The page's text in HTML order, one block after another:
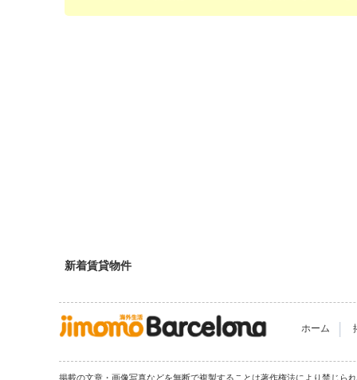
新着賃貸物件
ホーム
掲載の文章・画像写真などを無断で複製することは著作権法により禁じら